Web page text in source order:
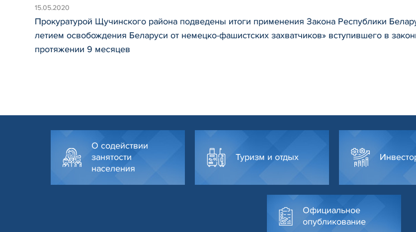
15.05.2020
Прокуратурой Щучинского района подведены итоги применения Закона Республики
летием освобождения Беларуси от немецко-фашистских захватчиков» вступившего в
протяжении 9 месяцев
О содействии
занятости
населения
Туризм и отдых
Официальное
опубликование